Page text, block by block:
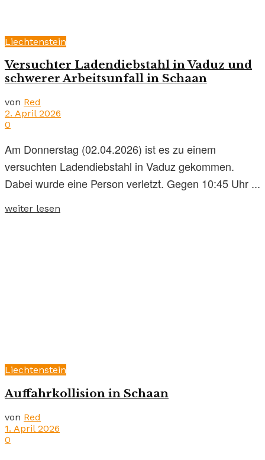
Liechtenstein
Versuchter Ladendiebstahl in Vaduz und
schwerer Arbeitsunfall in Schaan
von Red
2. April 2026
0
Am Donnerstag (02.04.2026) ist es zu einem
versuchten Ladendiebstahl in Vaduz gekommen.
Dabei wurde eine Person verletzt. Gegen 10:45 Uhr ...
weiter lesen
Liechtenstein
Auffahrkollision in Schaan
von Red
1. April 2026
0